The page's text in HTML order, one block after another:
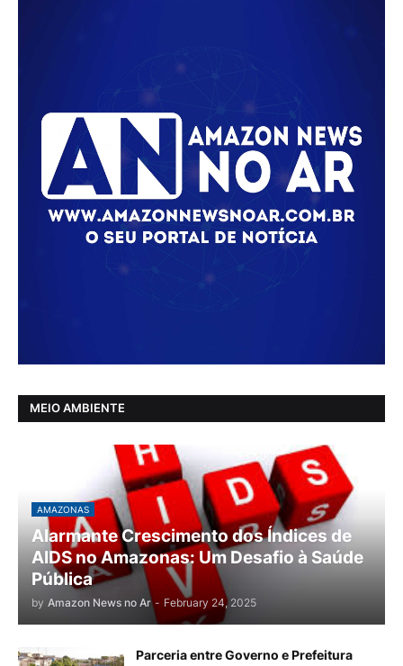
MEIO AMBIENTE
AMAZONAS
Alarmante Crescimento dos Índices de
AIDS no Amazonas: Um Desafio à Saúde
Pública
by Amazon News no Ar - February 24, 2025
Parceria entre Governo e Prefeitura